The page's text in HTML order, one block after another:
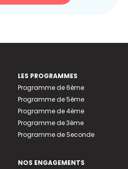
LES PROGRAMMES
Programme de 6ème
Programme de 5ème
Programme de 4ème
Programme de 3ème
Programme de Seconde
NOS ENGAGEMENTS